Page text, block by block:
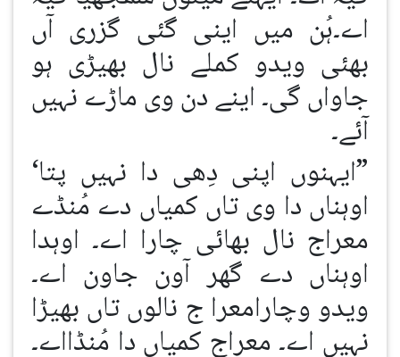
اے۔ہُن میں اینی گئی گزری آں
بھئی ویدو کملے نال بھیڑی ہو
جاواں گی۔ اینے دن وی ماڑے نہیں
آئے۔
”ایہنوں اپنی دِھی دا نہیں پتا‘
اوہناں دا وی تاں کمیاں دے مُنڈے
معراج نال بھائی چارا اے۔ اوہدا
اوہناں دے گھر آون جاون اے۔
ویدو وچارامعرا ج نالوں تاں بھیڑا
نہیں اے۔ معراج کمیاں دا مُنڈااے۔